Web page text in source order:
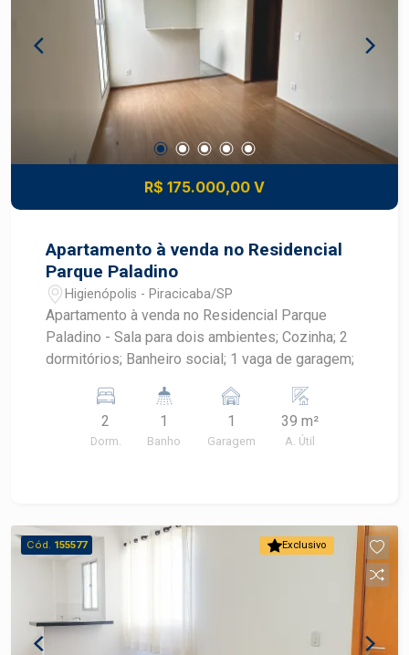
R$ 175.000,00 V
Apartamento à venda no Residencial
Parque Paladino
Higienópolis - Piracicaba/SP
Apartamento à venda no Residencial Parque
Paladino - Sala para dois ambientes; Cozinha; 2
dormitórios; Banheiro social; 1 vaga de garagem;
2
Dorm.
1
Banho
1
Garagem
39 m²
A. Útil
Exclusivo
Cód. 155577